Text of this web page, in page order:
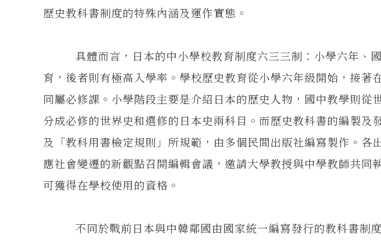
歷史教科書制度的特殊內涵及運作實態。
具體而言，日本的中小學校教育制度六三三制：小學六年、國
育，後者則有極高入學率。學校歷史教育從小學六年級開始，接著
同屬必修課。小學階段主要是介紹日本的歷史人物，國中教學則從
分成必修的世界史和選修的日本史兩科目。而歷史教科書的編製及
及「教科用書檢定規則」所規範，由多個民間出版社編寫製作。各
應社會變遷的新觀點召開編輯會議，邀請大學教授與中學教師共同
可獲得在學校使用的資格。
不同於戰前日本與中韓鄰國由國家統一編寫發行的教科書制度